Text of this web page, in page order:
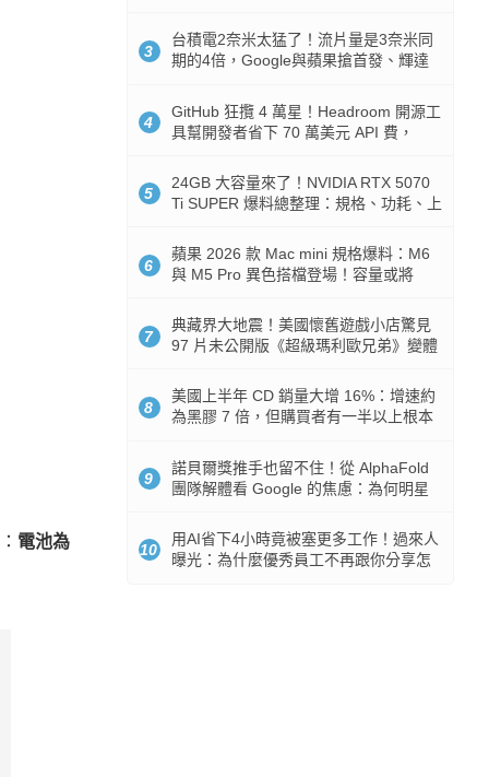
電池為
3
台積電2奈米太猛了！流片量是3奈米同
期的4倍，Google與蘋果搶首發、輝達
4
GitHub 狂攬 4 萬星！Headroom 開源工
具幫開發者省下 70 萬美元 API 費，
5
24GB 大容量來了！NVIDIA RTX 5070
Ti SUPER 爆料總整理：規格、功耗、上
6
蘋果 2026 款 Mac mini 規格爆料：M6
與 M5 Pro 異色搭檔登場！容量或將
7
典藏界大地震！美國懷舊遊戲小店驚見
97 片未公開版《超級瑪利歐兄弟》變體
8
美國上半年 CD 銷量大增 16%：增速約
為黑膠 7 倍，但購買者有一半以上根本
9
諾貝爾獎推手也留不住！從 AlphaFold
團隊解體看 Google 的焦慮：為何明星
10
用AI省下4小時竟被塞更多工作！過來人
曝光：為什麼優秀員工不再跟你分享怎